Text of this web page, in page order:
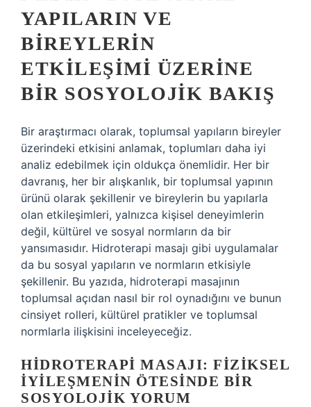
YAPILARIN VE
BIREYLERIN
ETKILEŞIMI ÜZERINE
BIR SOSYOLOJIK BAKIŞ
Bir araştırmacı olarak, toplumsal yapıların bireyler
üzerindeki etkisini anlamak, toplumları daha iyi
analiz edebilmek için oldukça önemlidir. Her bir
davranış, her bir alışkanlık, bir toplumsal yapının
ürünü olarak şekillenir ve bireylerin bu yapılarla
olan etkileşimleri, yalnızca kişisel deneyimlerin
değil, kültürel ve sosyal normların da bir
yansımasıdır. Hidroterapi masajı gibi uygulamalar
da bu sosyal yapıların ve normların etkisiyle
şekillenir. Bu yazıda, hidroterapi masajının
toplumsal açıdan nasıl bir rol oynadığını ve bunun
cinsiyet rolleri, kültürel pratikler ve toplumsal
normlarla ilişkisini inceleyeceğiz.
HIDROTERAPI MASAJI: FIZIKSEL
İYILEŞMENIN ÖTESINDE BIR
SOSYOLOJIK YORUM